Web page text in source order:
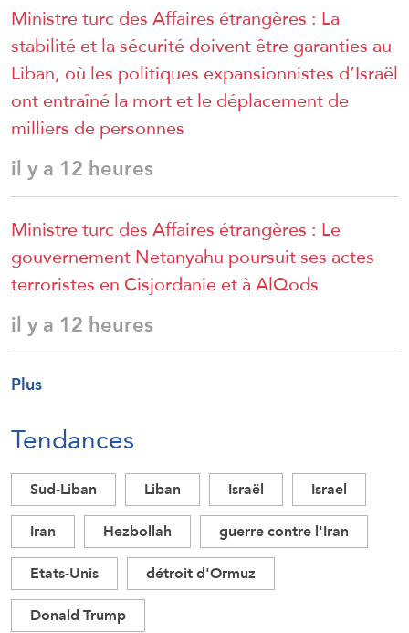
Ministre turc des Affaires étrangères : La
stabilité et la sécurité doivent être garanties au
Liban, où les politiques expansionnistes d’Israël
ont entraîné la mort et le déplacement de
milliers de personnes
il y a 12 heures
Ministre turc des Affaires étrangères : Le
gouvernement Netanyahu poursuit ses actes
terroristes en Cisjordanie et à AlQods
il y a 12 heures
Plus
Tendances
Sud-Liban Liban Israël
Israel
Iran
Hezbollah
guerre contre l'Iran
Etats-Unis
détroit d'Ormuz
Donald Trump